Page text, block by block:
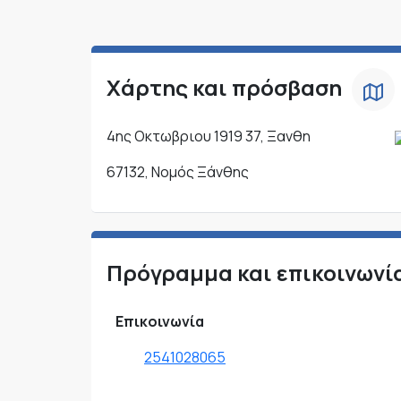
Χάρτης και πρόσβαση
4ης Οκτωβριου 1919 37, Ξανθη
67132, Νομός Ξάνθης
Πρόγραμμα και
Επικοινωνία
2541028065